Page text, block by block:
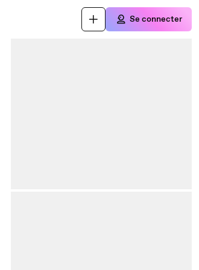
Se connecter